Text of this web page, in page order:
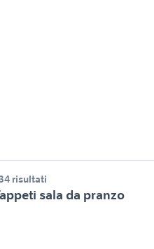
risultati
sala da pranzo